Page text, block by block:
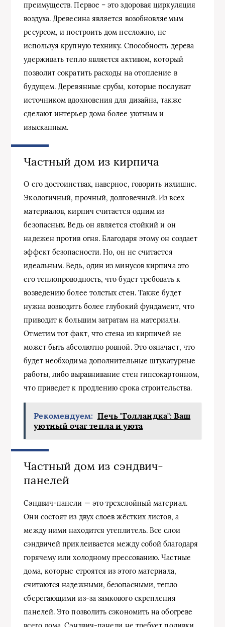
преимуществ. Первое – это здоровая циркуляция
воздуха. Древесина является возобновляемым
ресурсом, и построить дом несложно, не
используя крупную технику. Способность дерева
удерживать тепло является активом, который
позволит сократить расходы на отопление в
будущем. Деревянные срубы, которые послужат
источником вдохновения для дизайна, также
сделают интерьер дома более уютным и
изысканным.
Частный дом из кирпича
О его достоинствах, наверное, говорить излишне.
Экологичный, прочный, долговечный. Из всех
материалов, кирпич считается одним из
безопасных. Ведь он является стойкий и он
надежен против огня. Благодаря этому он создает
эффект безопасности. Но, он не считается
идеальным. Ведь, один из минусов кирпича это
его теплопроводность, что будет требовать к
возведению более толстых стен. Также будет
нужна возводить более глубокий фундамент, что
приводит к большим затратам на материалы.
Отметим тот факт, что стена из кирпичей не
может быть абсолютно ровной. Это означает, что
будет необходима дополнительные штукатурные
работы, либо выравнивание стен гипсокартонном,
что приведет к продлению срока строительства.
Рекомендуем: Печь "Голландка": Ваш
уютный очаг тепла и уюта
Частный дом из сэндвич-
панелей
Сэндвич-панели — это трехслойный материал.
Они состоят из двух слоев жёстких листов, а
между ними находится утеплитель. Все слои
сэндвичей приклеивается между собой благодаря
горячему или холодному прессованию. Частные
дома, которые строятся из этого материала,
считаются надежными, безопасными, тепло
сберегающими из-за замкового скрепления
панелей. Это позволить сэкономить на обогреве